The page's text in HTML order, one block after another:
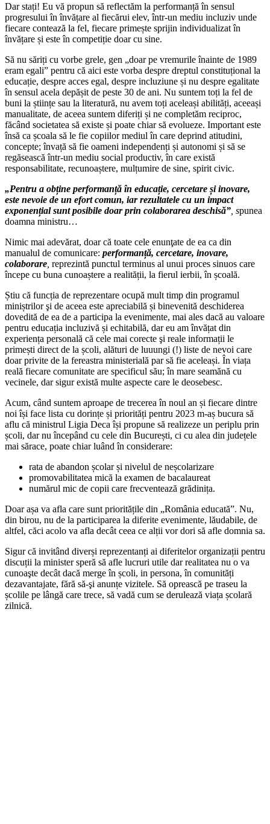
Dar stați! Eu vă propun să reflectăm la performanță în sensul
progresului în învățare al fiecărui elev, într-un mediu incluziv unde
fiecare contează la fel, fiecare primește sprijin individualizat în
învățare și este în competiție doar cu sine.
Să nu săriți cu vorbe grele, gen „doar pe vremurile înainte de 1989
eram egali” pentru că aici este vorba despre dreptul constituțional la
educație, despre acces egal, despre incluziune și nu despre egalitate
în sensul acela depășit de peste 30 de ani. Nu suntem toți la fel de
buni la științe sau la literatură, nu avem toți aceleași abilități, aceeași
manualitate, de aceea suntem diferiți și ne completăm reciproc,
făcând societatea să existe și poate chiar să evolueze. Important este
însă ca școala să le fie copiilor mediul în care deprind atitudini,
concepte; învață să fie oameni independenți și autonomi și să se
regăsească într-un mediu social productiv, în care există
responsabilitate, recunoaștere, mulțumire de sine, spirit civic.
„Pentru a obține performanță în educație, cercetare și inovare,
este nevoie de un efort comun, iar rezultatele cu un impact
exponențial sunt posibile doar prin colaborarea deschisă” , spunea
doamna ministru…
Nimic mai adevărat, doar că toate cele enunţate de ea ca din
manualul de comunicare: performanță, cercetare, inovare,
colaborare reprezintă punctul terminus al unui proces sinuos care
începe cu buna cunoaștere a realității, la fierul ierbii, în școală.
Știu că funcția de reprezentare ocupă mult timp din programul
miniștrilor şi de aceea este apreciabilă și binevenită deschiderea
dovedită de ea de a participa la evenimente, mai ales dacă au valoare
pentru educația incluzivă și echitabilă, dar eu am învățat din
experiența personală că cele mai corecte şi reale informații le
primești direct de la școli, alături de luuungi (!) liste de nevoi care
doar privite de la fereastra ministerială par să fie aceleași. În viața
reală fiecare comunitate are specificul său; în mare seamănă cu
vecinele, dar sigur există multe aspecte care le deosebesc.
Acum, când suntem aproape de trecerea în noul an și fiecare dintre
noi își face lista cu dorințe și priorități pentru 2023 m-aș bucura să
aflu că ministrul Ligia Deca își propune să realizeze un periplu prin
școli, dar nu începând cu cele din București, ci cu alea din județele
mai sărace, poate chiar luând în considerare:
rata de abandon școlar și nivelul de neșcolarizare
promovabilitatea mică la examen de bacalaureat
numărul mic de copii care frecventează grădinița.
Doar așa va afla care sunt prioritățile din „România educată”. Nu,
din birou, nu de la participarea la diferite evenimente, lăudabile, de
altfel, căci acolo va afla decât ceea ce alții vor dori să afle domnia sa.
Sigur că invitând diverși reprezentanți ai diferitelor organizații pentru
discuții la minister speră să afle lucruri utile dar realitatea nu o va
cunoaşte decât dacă merge în școli, in persona, în comunități
dezavantajate, fără să-şi anunțe vizitele. Să oprească pe traseu la
școlile pe lângă care trece, să vadă cum se derulează viața școlară
zilnică.